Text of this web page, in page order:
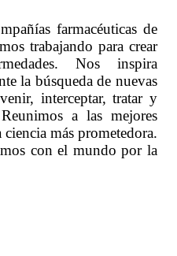
farmacéuticas de
trabajando para crear
Nos inspira
la búsqueda de nuevas
interceptar, tratar y
a las mejores
más prometedora.
con el mundo por la